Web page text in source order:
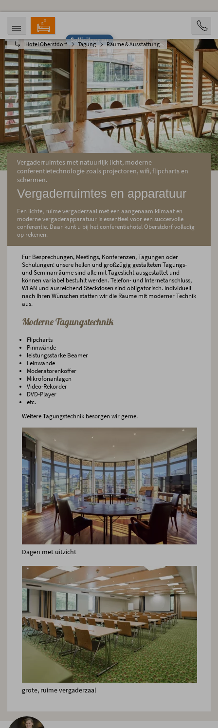
Solliciteer nu
Hotel Oberstdorf Tagung Räume & Ausstattung
AANKOMST
06.08.2026
VERTREK
11.08.2026
OPVARENDEN
2 Personen
BOOKING
Vergaderruimtes met natuurlijk licht, moderne
conferentietechnologie zoals projectoren, wifi, flipcharts en
schermen.
Vergaderruimtes en apparatuur
Een lichte, ruime vergaderzaal met een aangenaam klimaat en
moderne vergaderapparatuur is essentieel voor een succesvolle
conferentie. Daar kunt u bij het conferentiehotel Oberstdorf volledig
op rekenen.
Für Besprechungen, Meetings, Konferenzen, Tagungen oder
Schulungen: unsere hellen und großzügig gestalteten Tagungs-
und Seminarräume sind alle mit Tageslicht ausgestattet und
können variabel bestuhlt werden. Telefon- und Internetanschluss,
WLAN und ausreichend Steckdosen sind obligatorisch. Individuell
nach Ihren Wünschen statten wir die Räume mit moderner Technik
aus.
Moderne Tagungstechnik
Flipcharts
Pinnwände
leistungsstarke Beamer
Leinwände
Moderatorenkoffer
Mikrofonanlagen
Video-Rekorder
DVD-Player
etc.
Weitere Tagungstechnik besorgen wir gerne.
Dagen met uitzicht
grote, ruime vergaderzaal